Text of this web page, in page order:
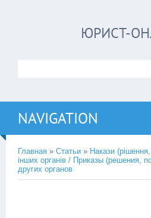
ЮРИСТ-
NAVIGATION
Главная » Статьи » Накази
інших органів / Приказы (решения,
других органов